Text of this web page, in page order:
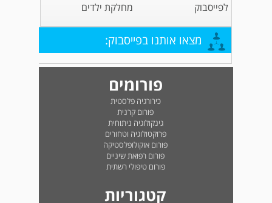
לפייסבוק מחלקת ילדים
מצאו אותנו בפייסבוק:
פורומים
כירורגיה פלסטית
פורום קרנית
גינקולוגיה ניתוחית
פרוקטולוגיה וטחורים
פורום אוקולופלסטיקה
פורום רפואת שיניים
פורום טיפולי רשתית
קטגוריות